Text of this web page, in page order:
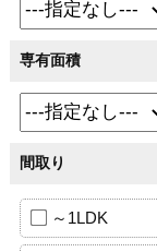
専有面積
間取り
～1LDK